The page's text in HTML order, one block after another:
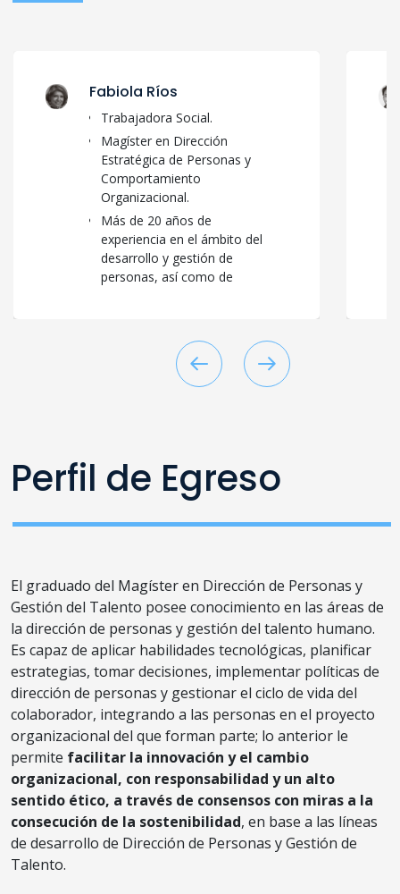
Fabiola Ríos
Trabajadora Social.
Magíster en Dirección
Estratégica de Personas y
Comportamiento
Organizacional.
Más de 20 años de
experiencia en el ámbito del
desarrollo y gestión de
personas, así como de
Desde el 2015 es directora
de Alianzas Estratégicas de
Fondation Forge Chile.
El graduado del Magíster en Dirección de Personas y
Gestión del Talento posee conocimiento en las áreas de
la dirección de personas y gestión del talento humano.
Es capaz de aplicar habilidades tecnológicas, planificar
estrategias, tomar decisiones, implementar políticas de
dirección de personas y gestionar el ciclo de vida del
colaborador, integrando a las personas en el proyecto
organizacional del que forman parte; lo anterior le
permite facilitar la innovación y el cambio
organizacional, con responsabilidad y un alto
sentido ético, a través de consensos con miras a la
consecución de la sostenibilidad, en base a las líneas
de desarrollo de Dirección de Personas y Gestión de
Talento.
Perfil de Egreso